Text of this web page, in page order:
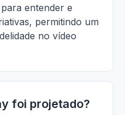
entender e
permitindo um
no vídeo
foi projetado?